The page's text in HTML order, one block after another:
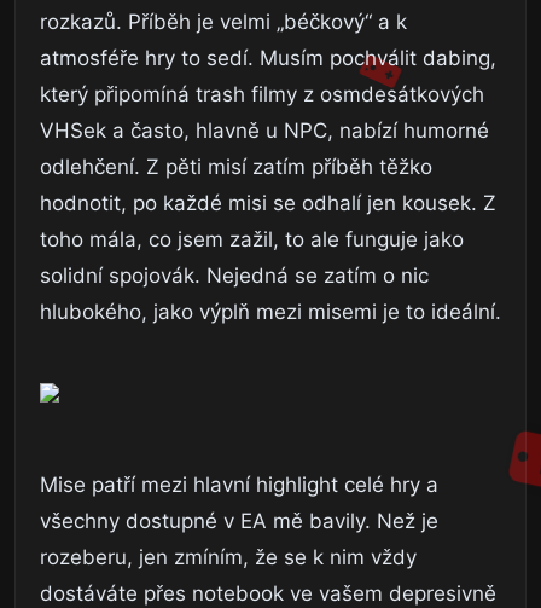
rozkazů. Příběh je velmi „béčkový“ a k
atmosféře hry to sedí. Musím pochválit dabing,
který připomíná trash filmy z osmdesátkových
VHSek a často, hlavně u NPC, nabízí humorné
odlehčení. Z pěti misí zatím příběh těžko
hodnotit, po každé misi se odhalí jen kousek. Z
toho mála, co jsem zažil, to ale funguje jako
solidní spojovák. Nejedná se zatím o nic
hlubokého, jako výplň mezi misemi je to ideální.
Mise patří mezi hlavní highlight celé hry a
všechny dostupné v EA mě bavily. Než je
rozeberu, jen zmíním, že se k nim vždy
dostáváte přes notebook ve vašem depresivně